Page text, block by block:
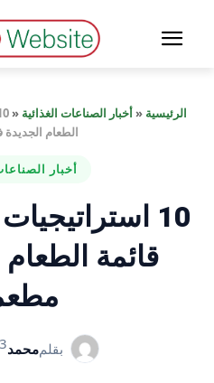
الرئيسية «أخبار الصناعات الغذائية «
الطعام
أخبار
10
قائمة
بقلممحمد23